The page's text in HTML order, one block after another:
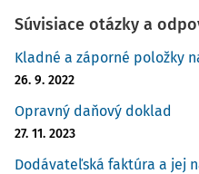
Súvisiace otázky a
Kladné a záporné položky
26. 9. 2022
Opravný daňový doklad
27. 11. 2023
Dodávateľská faktúra a jej